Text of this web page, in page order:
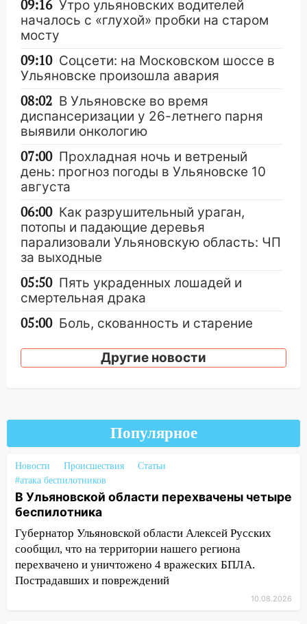
09:16 Утро ульяновских водителей
началось с «глухой» пробки на старом
мосту
09:10 Соцсети: на Московском шоссе в
Ульяновске произошла авария
08:02 В Ульяновске во время
диспансеризации у 26-летнего парня
выявили онкологию
07:00 Прохладная ночь и ветреный
день: прогноз погоды в Ульяновске 10
августа
06:00 Как разрушительный ураган,
потопы и падающие деревья
парализовали Ульяновскую область: ЧП
за выходные
05:50 Пять украденных лошадей и
смертельная драка
05:00 Боль, скованность и старение
незаметно разрушают наш позвоночник
09.08.2026
21:58 В Ульяновске около «нового»
моста утопили автомобиль «Вольво»
20:20 Итоги 9 августа в Ульяновской
области: разгул стихии, поиски
человека на Волге и транспортный
коллапс
19:43 Из-за ураганного ветра упали
деревья в парке «Победы»
Другие новости
Популярное
Новости Происшествия
Статьи
#атака беспилотников
В Ульяновской области перехвачены четыре
беспилотника
Губернатор Ульяновской области Алексей Русских
сообщил, что на территории нашего региона
перехвачено и уничтожено 4 вражеских БПЛА.
Пострадавших и повреждений
10.08.2026